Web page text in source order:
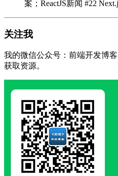
案；ReactJS新闻 #22
关注我
我的微信公众号：前端开发博
获取资源。